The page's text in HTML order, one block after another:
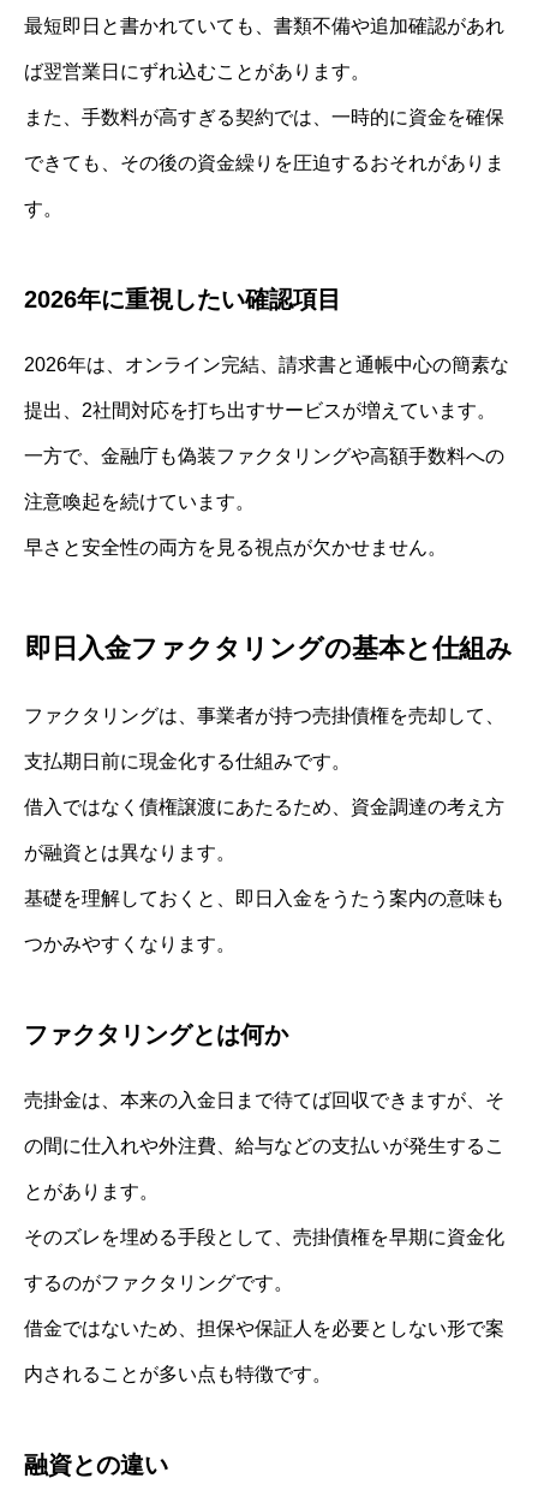
最短即日と書かれていても、書類不備や追加確認があれ
ば翌営業日にずれ込むことがあります。
また、手数料が高すぎる契約では、一時的に資金を確保
できても、その後の資金繰りを圧迫するおそれがありま
す。
2026年に重視したい確認項目
2026年は、オンライン完結、請求書と通帳中心の簡素な
提出、2社間対応を打ち出すサービスが増えています。
一方で、金融庁も偽装ファクタリングや高額手数料への
注意喚起を続けています。
早さと安全性の両方を見る視点が欠かせません。
即日入金ファクタリングの基本と仕組み
ファクタリングは、事業者が持つ売掛債権を売却して、
支払期日前に現金化する仕組みです。
借入ではなく債権譲渡にあたるため、資金調達の考え方
が融資とは異なります。
基礎を理解しておくと、即日入金をうたう案内の意味も
つかみやすくなります。
ファクタリングとは何か
売掛金は、本来の入金日まで待てば回収できますが、そ
の間に仕入れや外注費、給与などの支払いが発生するこ
とがあります。
そのズレを埋める手段として、売掛債権を早期に資金化
するのがファクタリングです。
借金ではないため、担保や保証人を必要としない形で案
内されることが多い点も特徴です。
融資との違い